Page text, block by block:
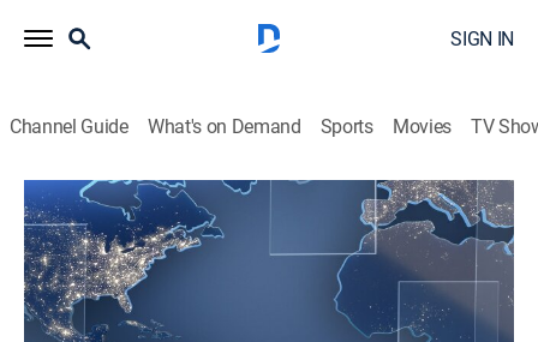
SIGN IN
Channel Guide What's on Demand Sports Movies TV
Noticias Telemundo en la noche
S2026 E130 | Noticias Telemundo en la
noche
News, Public affairs